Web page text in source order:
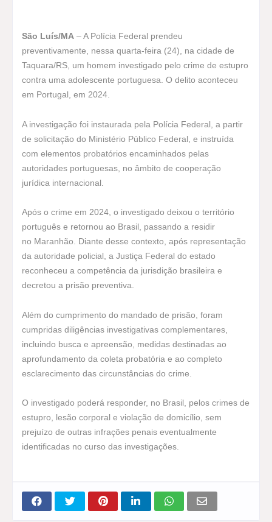
São Luís/MA – A Polícia Federal prendeu
preventivamente, nessa quarta-feira (24), na cidade de
Taquara/RS, um homem investigado pelo crime de estupro
contra uma adolescente portuguesa. O delito aconteceu
em Portugal, em 2024.
A investigação foi instaurada pela Polícia Federal, a partir
de solicitação do Ministério Público Federal, e instruída
com elementos probatórios encaminhados pelas
autoridades portuguesas, no âmbito de cooperação
jurídica internacional.
Após o crime em 2024, o investigado deixou o território
português e retornou ao Brasil, passando a residir
no Maranhão. Diante desse contexto, após representação
da autoridade policial, a Justiça Federal do estado
reconheceu a competência da jurisdição brasileira e
decretou a prisão preventiva.
Além do cumprimento do mandado de prisão, foram
cumpridas diligências investigativas complementares,
incluindo busca e apreensão, medidas destinadas ao
aprofundamento da coleta probatória e ao completo
esclarecimento das circunstâncias do crime.
O investigado poderá responder, no Brasil, pelos crimes de
estupro, lesão corporal e violação de domicílio, sem
prejuízo de outras infrações penais eventualmente
identificadas no curso das investigações.